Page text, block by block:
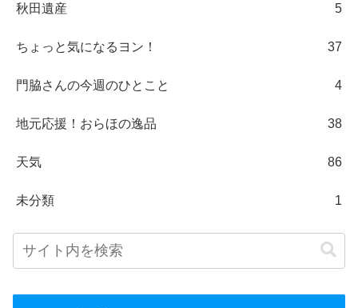
秋田遺産 5
ちょっと気になるヨン！ 37
門脇さんの今週のひとこと 4
地元応援！おらほの逸品 38
天気 86
未分類 1